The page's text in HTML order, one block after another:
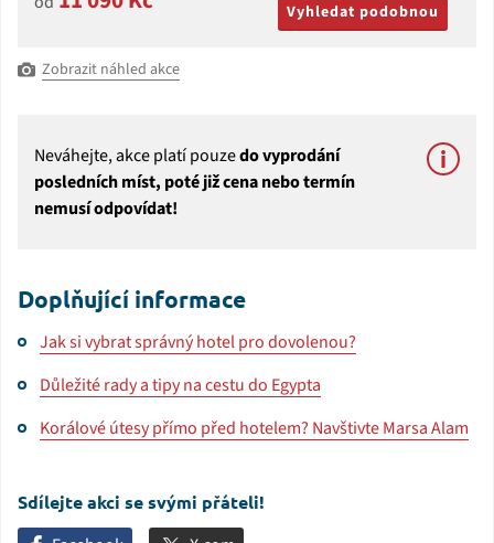
Vyhledat podobnou
Zobrazit náhled akce
Neváhejte, akce platí pouzedo vyprodání
posledních míst, poté již cena nebo termín
nemusí odpovídat!
Doplňující informace
Jak si vybrat správný hotel pro dovolenou?
Důležité rady a tipy na cestu do Egypta
Korálové útesy přímo před hotelem? Navštivte Marsa Alam
Sdílejte akci se svými přáteli!